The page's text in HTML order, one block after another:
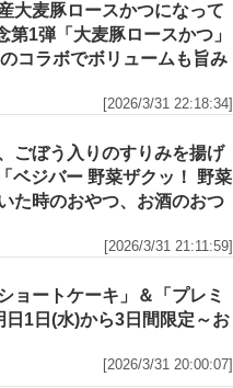
大麦豚ロースかつになって
1弾「大麦豚ロースかつ」
コラボでボリュームも旨み
[2026/3/31 22:18:34]
ごぼう入りのすりみを揚げ
ベジバー 野菜ザクッ！ 野菜
た時のおやつ、お酒のおつ
[2026/3/31 21:11:59]
ョートケーキ」＆「プレミ
1日(水)から3日間限定～お
[2026/3/31 20:00:07]